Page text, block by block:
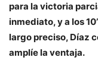
para la victoria
inmediato, y a los
largo preciso, Díaz
amplíe la ventaja.